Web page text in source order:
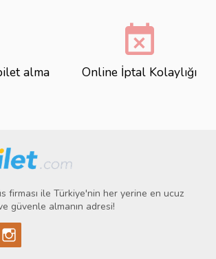
alma
event_busy
Online İptal Kolaylığı
firması ile Türkiye'nin her yerine en ucuz
güvenle almanın adresi!